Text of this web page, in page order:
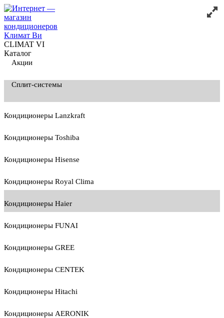
CLIMAT VI
Каталог
Акции
Сплит-системы
Кондиционеры Lanzkraft
Кондиционеры Toshiba
Кондиционеры Hisense
Кондиционеры Royal Clima
Кондиционеры Haier
Кондиционеры FUNAI
Кондиционеры GREE
Кондиционеры CENTEK
Кондиционеры Hitachi
Кондиционеры AERONIK